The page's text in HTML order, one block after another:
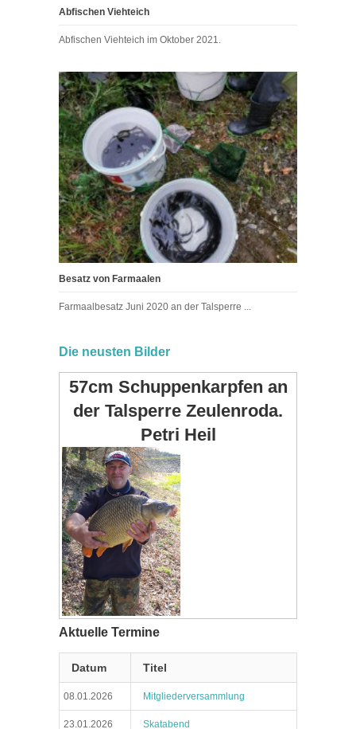
Abfischen Viehteich
Abfischen Viehteich im Oktober 2021.
Besatz von Farmaalen
Farmaalbesatz Juni 2020 an der Talsperre ...
Die neusten Bilder
57cm Schuppenkarpfen an
der Talsperre Zeulenroda.
Petri Heil
Aktuelle Termine
Datum Titel
08.01.2026 Mitgliederversammlung
23.01.2026 Skatabend